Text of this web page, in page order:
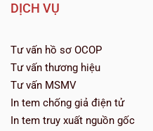
DỊCH VỤ
Tư vấn hồ sơ OCOP
Tư vấn thương hiệu
Tư vấn MSMV
In tem chống giả điện tử
In tem truy xuất nguồn gốc